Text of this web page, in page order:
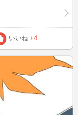
意ください☆彡
いいね +4